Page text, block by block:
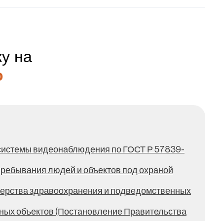
на
системы видеонаблюдения по ГОСТ Р 57839-
людей и объектов под охраной
здравоохранения и подведомственных
объектов (Постановление Правительства